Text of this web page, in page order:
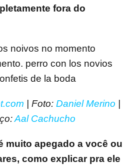
fora do
| Foto: Daniel Merino
Aal Cachucho
muito apegado a você ou
como explicar pra ele